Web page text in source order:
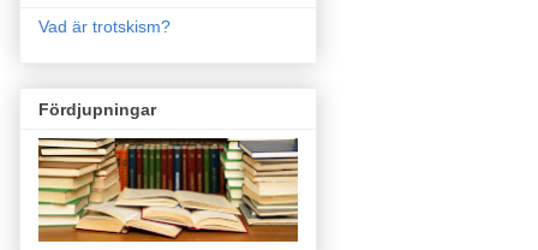
Vad är trotskism?
Fördjupningar